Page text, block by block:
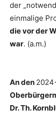
der
einmalige
die vor der
war. (a.m.)
An den
Dr. Th.